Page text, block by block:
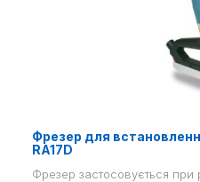
Фрезер для
RA17D
Фрезер застосовується при